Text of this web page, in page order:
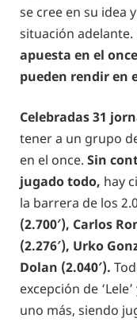
se cree en su idea
situación adelante.
apuesta en el
pueden rendir en
Celebradas 31
tener a un grupo
en el once. Sin
jugado todo, hay
la barrera de los
(2.700′), Carlos
(2.276′), Urko
Dolan (2.040′).
excepción de
uno más, siendo